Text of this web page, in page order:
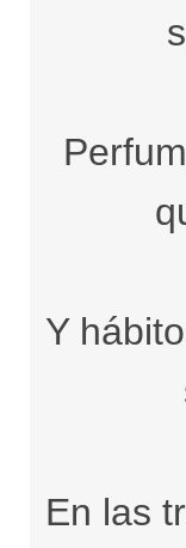
Y
En las